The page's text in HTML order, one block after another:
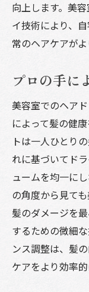
向上します。美
イ技術により、
常のヘアケアが
プロの手に
美容室でのヘア
によって髪の健
トは一人ひとり
れに基づいてド
ュームを均一に
の角度から見て
髪のダメージを
するための微細
ンス調整は、髪
ケアをより効率的